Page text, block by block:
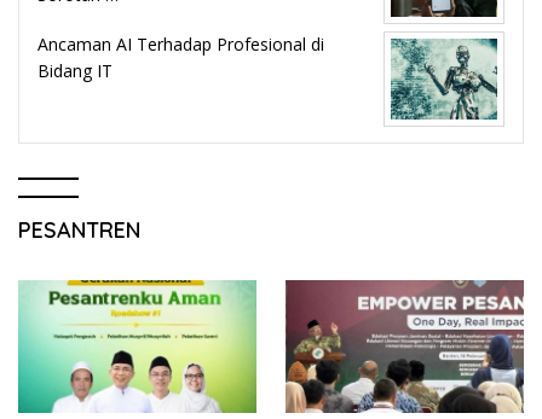
Ancaman AI Terhadap Profesional di
Bidang IT
PESANTREN